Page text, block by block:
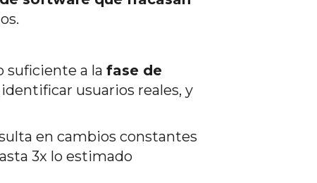
suficiente a la fase de
usuarios reales, y
en cambios constantes
3x lo estimado